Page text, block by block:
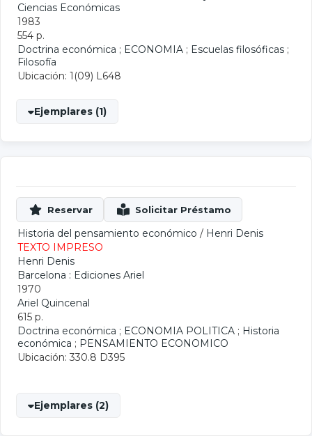
Ciencias Económicas
1983
554 p.
Doctrina económica ; ECONOMIA ; Escuelas filosóficas ;
Filosofía
Ubicación: 1(09) L648
Ejemplares (1)
Historia del pensamiento económico / Henri Denis
TEXTO IMPRESO
Henri Denis
Barcelona : Ediciones Ariel
1970
Ariel Quincenal
615 p.
Doctrina económica ; ECONOMIA POLITICA ; Historia
económica ; PENSAMIENTO ECONOMICO
Ubicación: 330.8 D395
Ejemplares (2)